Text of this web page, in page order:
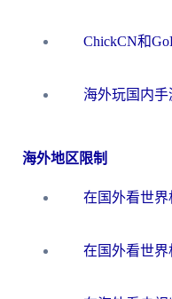
海外地区限制